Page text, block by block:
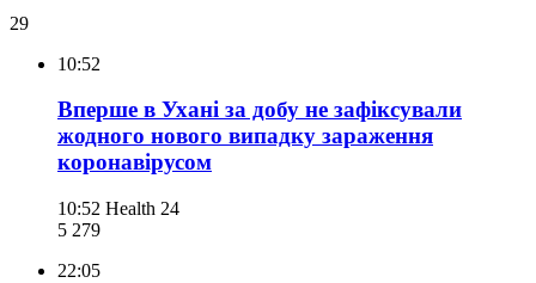
29
10:52
Вперше в Ухані за добу не зафіксували
жодного нового випадку зараження
коронавірусом
10:52 Health 24
5 279
22:05